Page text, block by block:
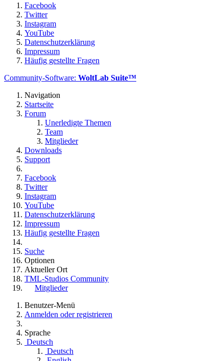
Facebook
Twitter
Instagram
YouTube
Datenschutzerklärung
Impressum
Häufig gestellte Fragen
Community-Software: WoltLab Suite™
Navigation
Startseite
Forum
Unerledigte Themen
Team
Mitglieder
Downloads
Support
Facebook
Twitter
Instagram
YouTube
Datenschutzerklärung
Impressum
Häufig gestellte Fragen
Suche
Optionen
Aktueller Ort
TML-Studios Community
Mitglieder
Benutzer-Menü
Anmelden oder registrieren
Sprache
Deutsch
Deutsch